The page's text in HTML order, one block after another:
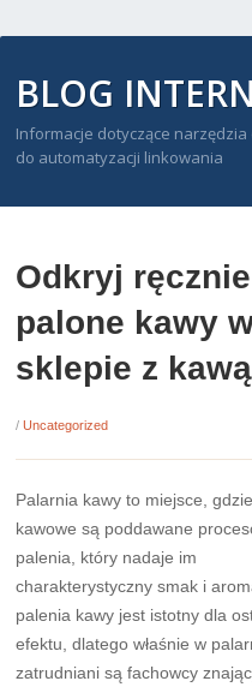
BLOG
Informacje dotyczące
do automatyzacji linkowania
Odkryj ręcznie
palone kawy
sklepie z kawą
/Uncategorized
Palarnia kawy to miejsce,
kawowe są poddawane
palenia, który nadaje im
charakterystyczny smak i
palenia kawy jest istotny dla
efektu, dlatego właśnie w
zatrudniani są fachowcy